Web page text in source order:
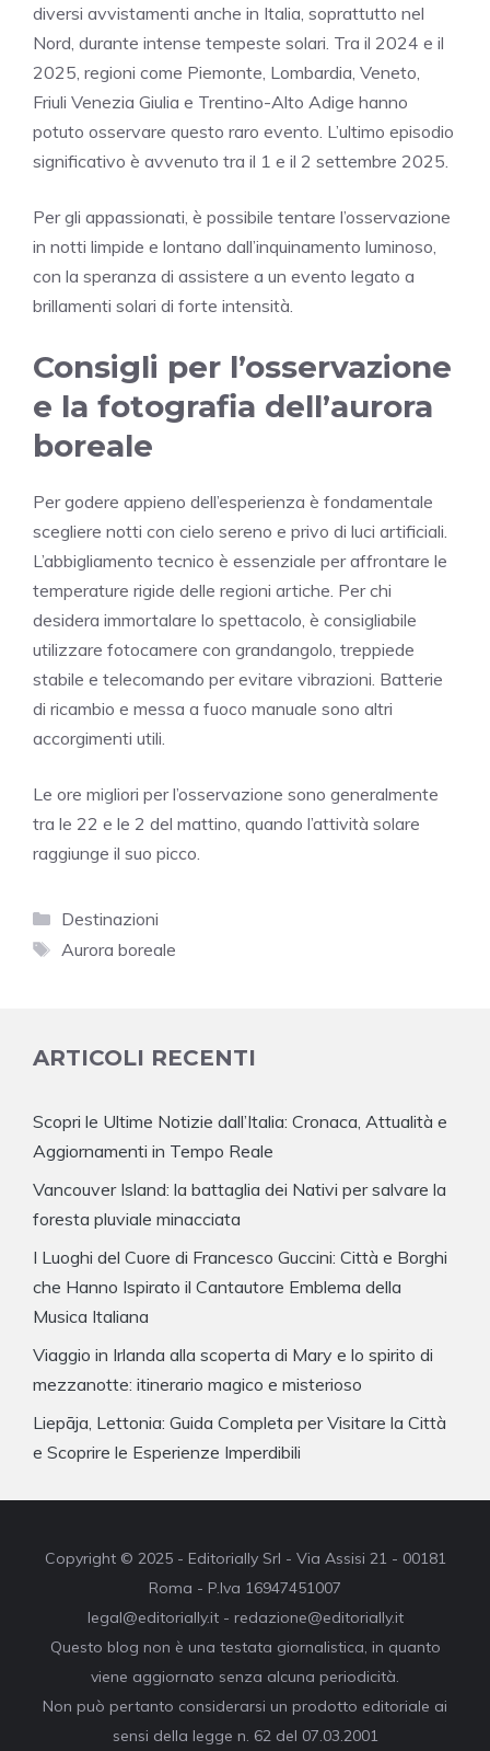
diversi avvistamenti anche in Italia, soprattutto nel
Nord, durante intense tempeste solari. Tra il 2024 e il
2025, regioni come Piemonte, Lombardia, Veneto,
Friuli Venezia Giulia e Trentino-Alto Adige hanno
potuto osservare questo raro evento. L’ultimo episodio
significativo è avvenuto tra il 1 e il 2 settembre 2025.
Per gli appassionati, è possibile tentare l’osservazione
in notti limpide e lontano dall’inquinamento luminoso,
con la speranza di assistere a un evento legato a
brillamenti solari di forte intensità.
Consigli per l’osservazione
e la fotografia dell’aurora
boreale
Per godere appieno dell’esperienza è fondamentale
scegliere notti con cielo sereno e privo di luci artificiali.
L’abbigliamento tecnico è essenziale per affrontare le
temperature rigide delle regioni artiche. Per chi
desidera immortalare lo spettacolo, è consigliabile
utilizzare fotocamere con grandangolo, treppiede
stabile e telecomando per evitare vibrazioni. Batterie
di ricambio e messa a fuoco manuale sono altri
accorgimenti utili.
Le ore migliori per l’osservazione sono generalmente
tra le 22 e le 2 del mattino, quando l’attività solare
raggiunge il suo picco.
Categorie
Destinazioni
Tag
Aurora boreale
ARTICOLI RECENTI
Scopri le Ultime Notizie dall’Italia: Cronaca, Attualità e
Aggiornamenti in Tempo Reale
Vancouver Island: la battaglia dei Nativi per salvare la
foresta pluviale minacciata
I Luoghi del Cuore di Francesco Guccini: Città e Borghi
che Hanno Ispirato il Cantautore Emblema della
Musica Italiana
Viaggio in Irlanda alla scoperta di Mary e lo spirito di
mezzanotte: itinerario magico e misterioso
Liepāja, Lettonia: Guida Completa per Visitare la Città
e Scoprire le Esperienze Imperdibili
Copyright © 2025 - Editorially Srl - Via Assisi 21 - 00181
Roma - P.Iva 16947451007
legal@editorially.it - redazione@editorially.it
Questo blog non è una testata giornalistica, in quanto
viene aggiornato senza alcuna periodicità.
Non può pertanto considerarsi un prodotto editoriale ai
sensi della legge n. 62 del 07.03.2001